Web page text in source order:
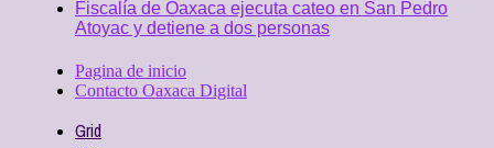
Fiscalía de Oaxaca ejecuta cateo en San Pedro
Atoyac y detiene a dos personas
Pagina de inicio
Contacto Oaxaca Digital
Grid